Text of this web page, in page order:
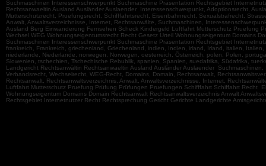
Suchmaschinen Interessenschwerpunkt Suchmaschine Präsentation Rechtsgebiet
Rechtsanwaeltin Ausland Ausländer Auslaender Interessenschwerpunkt, Adoptionsrecht,
Mutterschutzrecht, Pruefungsrecht, Schifffahrtsrecht, Eisenbahnrecht, Sexualstrafrecht,
Anwalt, Anwaltsverzeichnisse, Internet, Rechtsanwälte, Suchmaschinen,
Ausland Berg Einwanderung Fernsehen Scheck Kindergeld Luftfahrt Mutterschutz
Wechsel WEG Wohnungseigentumsrecht Recht Gesetz Urteil Wohnungseigentum Domains
Suchmaschinen Interessenschwerpunkt Suchmaschine Präsentation Rechtsgebiet
frankreich, Frankreich, griechenland, Griechenland, indien, Indien, irland, Irland, italien,
niederlande, Niederlande, norwegen, Norwegen, oesterreich, Österreich, polen, Polen,
Slowenien, tschechien, Tschechische Rebublik, spanien, Spanien, suedafrika, Südafrika,
Landgericht Rechtsanwältin Rechtsanwaeltin Ausland Ausländer Auslaender
Verbandsrecht, Wechselrecht, WEG-Recht, Domains, Domain, Rechtsanwalt,
Rechtsanwalt, Rechtsanwaltsverzeichnis, Anwalt, Anwaltsverzeichnisse, Internet,
Luftfahrt Mutterschutz Pruefung Prüfung Prüfungen Pruefungen Schifffahrt Schiffahrt Recht
Wohnungseigentum Domains Domain Rechtsanwalt Rechtsanwaltsverzeichnis Anwalt
Rechtsgebiet Internetnutzer Recht Rechtsprechung Gericht Gerichte Landgerichte